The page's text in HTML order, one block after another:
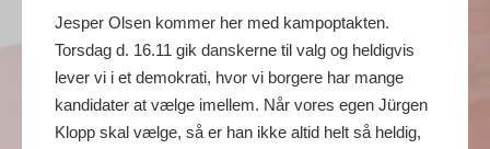
Jesper Olsen kommer her med kampoptakten.
Torsdag d. 16.11 gik danskerne til valg og heldigvis
lever vi i et demokrati, hvor vi borgere har mange
kandidater at vælge imellem. Når vores egen Jürgen
Klopp skal vælge, så er han ikke altid helt så heldig,